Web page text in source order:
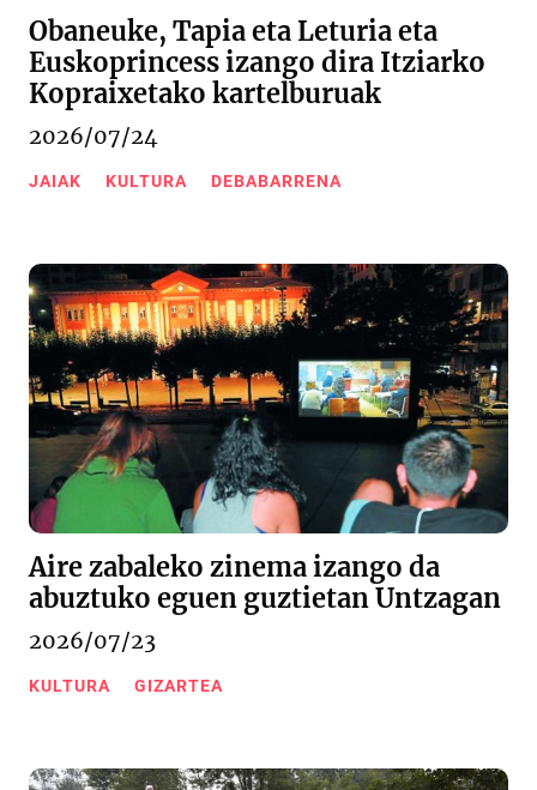
Obaneuke, Tapia eta Leturia eta
Euskoprincess izango dira Itziarko
Kopraixetako kartelburuak
2026/07/24
JAIAK KULTURA DEBABARRENA
Aire zabaleko zinema izango da
abuztuko eguen guztietan Untzagan
2026/07/23
KULTURA GIZARTEA